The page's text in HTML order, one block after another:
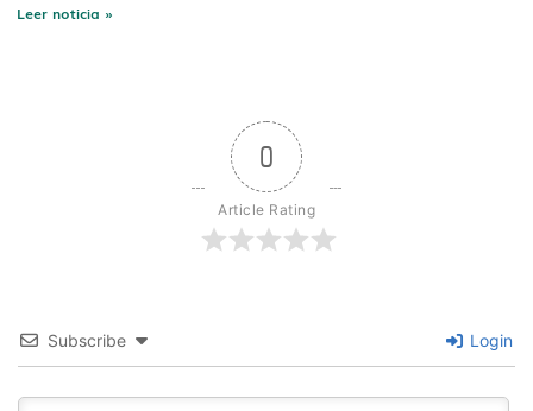
Leer noticia »
0
Article Rating
Subscribe Login